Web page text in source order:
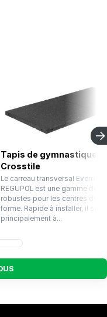
Tapis de gymnastique
Crosstile
Le carreau transversal Everroll
REGUPOL est une gamme de
robustes pour les centres de
forme. Rapide à installer, il sert
principalement à...
US